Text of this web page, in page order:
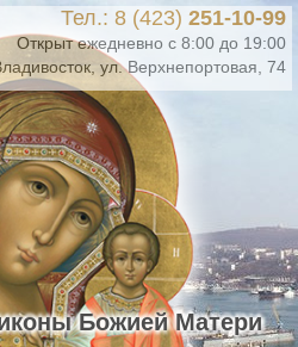
Тел.: 8 (423) 251-10-99
Открыт ежедневно с 8:00 до 19:00
ул. Верхнепортовая, 74
Божией Матери